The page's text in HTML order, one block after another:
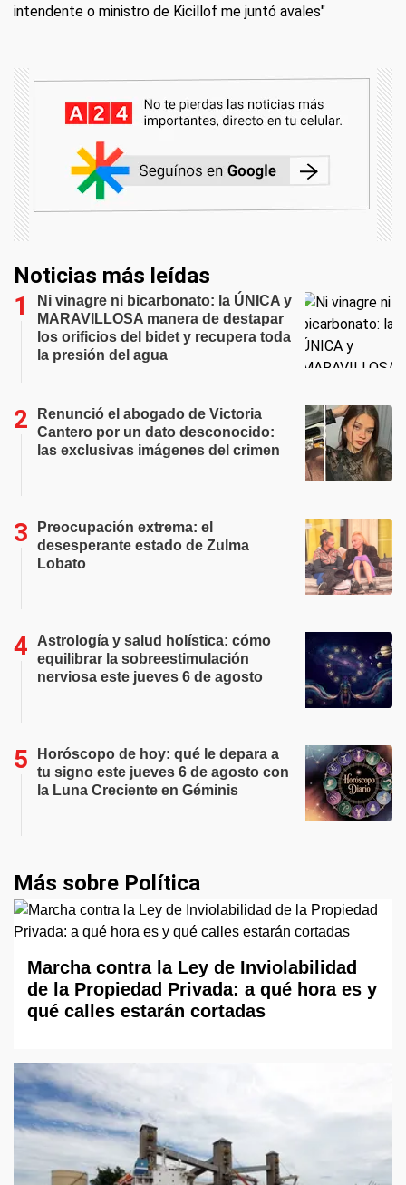
intendente o ministro de Kicillof me juntó avales"
Noticias más leídas
Ni vinagre ni bicarbonato: la ÚNICA y
MARAVILLOSA manera de destapar
los orificios del bidet y recupera toda
la presión del agua
Renunció el abogado de Victoria
Cantero por un dato desconocido:
las exclusivas imágenes del crimen
Preocupación extrema: el
desesperante estado de Zulma
Lobato
Astrología y salud holística: cómo
equilibrar la sobreestimulación
nerviosa este jueves 6 de agosto
Horóscopo de hoy: qué le depara a
tu signo este jueves 6 de agosto con
la Luna Creciente en Géminis
Más sobre Política
Marcha contra la Ley de Inviolabilidad
de la Propiedad Privada: a qué hora es y
qué calles estarán cortadas